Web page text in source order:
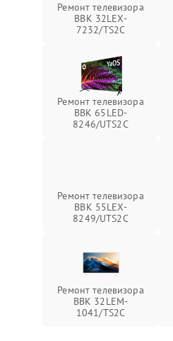
Ремонт телевизора
BBK 32LEX-
7232/TS2C
Ремонт телевизора
BBK 65LED-
8246/UTS2C
Ремонт телевизора
BBK 55LEX-
8249/UTS2C
Ремонт телевизора
BBK 32LEM-
1041/TS2C